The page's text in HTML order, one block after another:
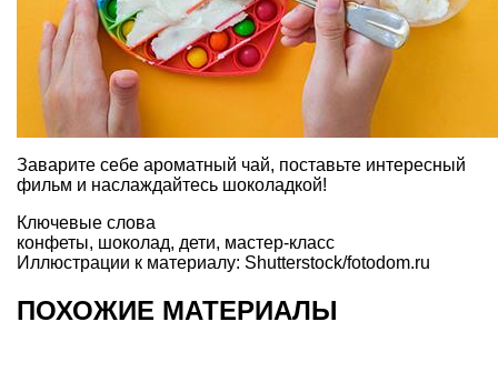
Заварите себе ароматный чай, поставьте интересный
фильм и наслаждайтесь шоколадкой!
Ключевые слова
конфеты, шоколад, дети, мастер-класс
Иллюстрации к материалу: Shutterstock/fotodom.ru
ПОХОЖИЕ МАТЕРИАЛЫ